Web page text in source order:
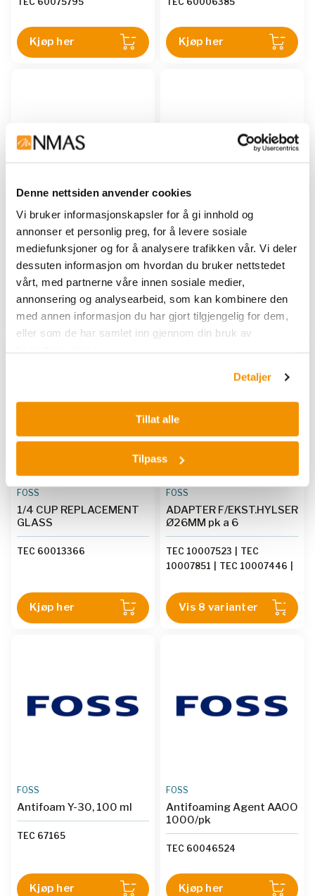
Denne nettsiden anvender cookies
Vi bruker informasjonskapsler for å gi innhold og
annonser et personlig preg, for å levere sosiale
mediefunksjoner og for å analysere trafikken vår. Vi deler
dessuten informasjon om hvordan du bruker nettstedet
vårt, med partnerne våre innen sosiale medier,
annonsering og analysearbeid, som kan kombinere den
med annen informasjon du har gjort tilgjengelig for dem,
eller som de har samlet inn gjennom din bruk av
Detaljer
Tillat alle
Tilpass
Kjøp her Kjøp her
SCREEN 1,0 mm
TEC 10001989
Kjøp her
FOSS
SCREEN 2,0 mm
TEC 10002715
Kjøp her
FOSS
1/4 CUP REPLACEMENT
GLASS
TEC 60013366
Kjøp her
FOSS
ADAPTER F/EKST.HYLSER
Ø26MM pk a 6
TEC 10007523
TEC
10007851
TEC 10007446
10007524|TEC 10010607|
TEC 10007848|TEC
10007853
Vis 8 varianter
FOSS
Antifoam Y-30, 100 ml
TEC 67165
Kjøp her
FOSS
Antifoaming Agent AAOO
1000/pk
TEC 60046524
Kjøp her